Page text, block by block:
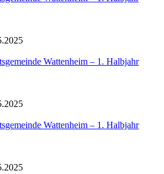
Wattenheim – 1. Halbjahr
Wattenheim – 1. Halbjahr